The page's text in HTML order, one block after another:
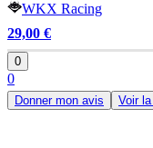
WKX Racing
29,00 €
0
0
Donner mon avis Voir